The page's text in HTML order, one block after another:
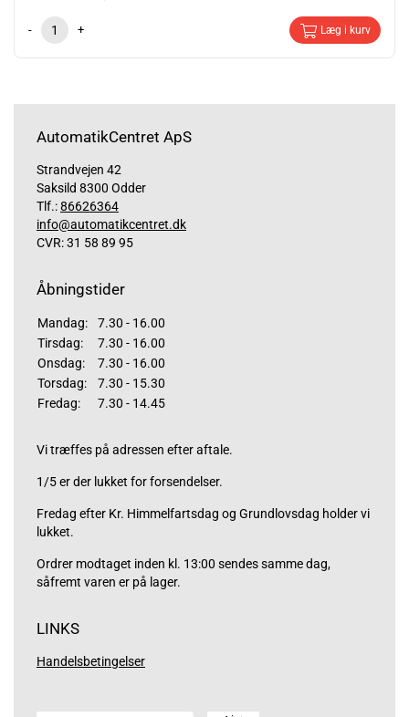
- + Læg i kurv
AutomatikCentret ApS
Strandvejen 42
Saksild 8300 Odder
Tlf.:86626364
info@automatikcentret.dk
CVR: 31 58 89 95
Åbningstider
Mandag:
7.30 - 16.00
Tirsdag:
7.30 - 16.00
Onsdag:
7.30 - 16.00
Torsdag:
7.30 - 15.30
Fredag:
7.30 - 14.45
Vi træffes på adressen efter aftale.
1/5 er der lukket for forsendelser.
Fredag efter Kr. Himmelfartsdag og Grundlovsdag holder vi
lukket.
Ordrer modtaget inden kl. 13:00 sendes samme dag,
såfremt varen er på lager.
LINKS
Handelsbetingelser